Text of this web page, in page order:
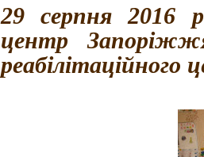
29 серпня 2016
центр
реабілітаційного